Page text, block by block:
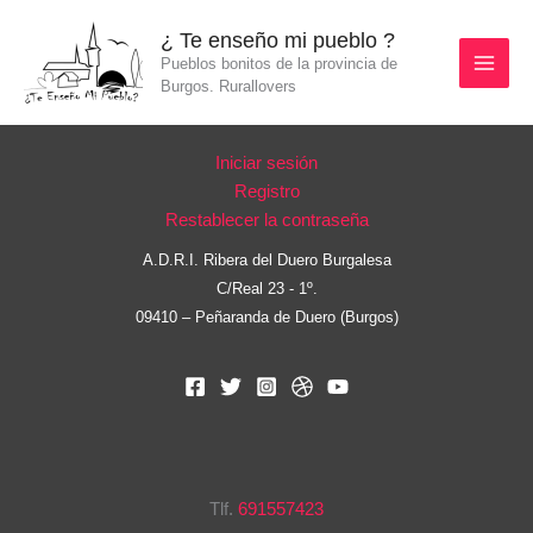
contenido
¿ Te enseño mi pueblo ?
Pueblos bonitos de la provincia de
Burgos. Rurallovers
Iniciar sesión
Registro
Restablecer la contraseña
A.D.R.I. Ribera del Duero Burgalesa
C/Real 23 - 1º.
09410 – Peñaranda de Duero (Burgos)
Tlf. 691557423